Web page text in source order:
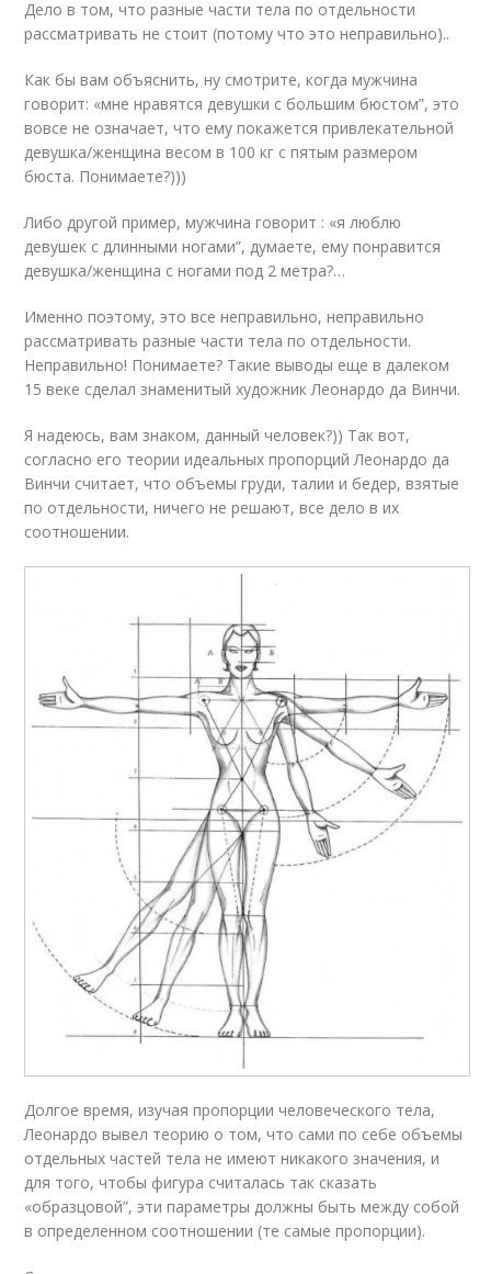
Дело в том, что разные части тела по отдельности
рассматривать не стоит (потому что это неправильно)..
Как бы вам объяснить, ну смотрите, когда мужчина
говорит: «мне нравятся девушки с большим бюстом”, это
вовсе не означает, что ему покажется привлекательной
девушка/женщина весом в 100 кг с пятым размером
бюста. Понимаете?)))
Либо другой пример, мужчина говорит : «я люблю
девушек с длинными ногами”, думаете, ему понравится
девушка/женщина с ногами под 2 метра?…
Именно поэтому, это все неправильно, неправильно
рассматривать разные части тела по отдельности.
Неправильно! Понимаете? Такие выводы еще в далеком
15 веке сделал знаменитый художник Леонардо да Винчи.
Я надеюсь, вам знаком, данный человек?)) Так вот,
согласно его теории идеальных пропорций Леонардо да
Винчи считает, что объемы груди, талии и бедер, взятые
по отдельности, ничего не решают, все дело в их
соотношении.
Долгое время, изучая пропорции человеческого тела,
Леонардо вывел теорию о том, что сами по себе объемы
отдельных частей тела не имеют никакого значения, и
для того, чтобы фигура считалась так сказать
«образцовой”, эти параметры должны быть между собой
в определенном соотношении (те самые пропорции).